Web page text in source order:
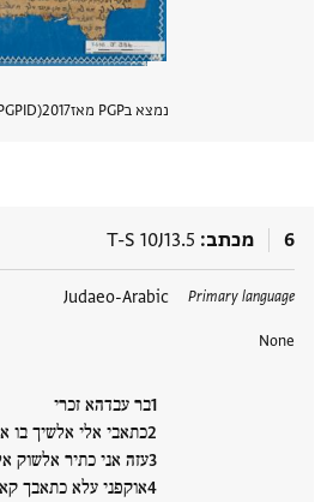
נמצא בPGP מאז 2017
6 מכתב T-S 10J13.5
Primary language
Judaeo-Arabic
None
בר עבדהא זכרי
כתאבי אלי אלשיך
עזה אני כתיר אלשוק
אוקפני עלא כתאבך
תגים